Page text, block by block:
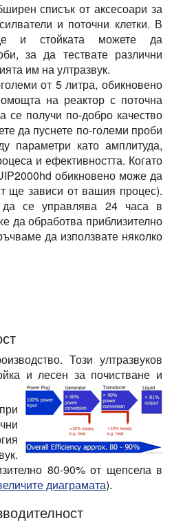
списък от аксесоари за
и поточни клетки. В
и стойката можете да
за да тествате различни
им на ултразвук.
от 5 литра, обикновено
на реактор с поточна
се получи по-добро качество
да пуснете по-големи проби
параметри като амплитуда,
и ефективността. Когато
обикновено може да
ще зависи от вашия процес).
се управлява 24 часа в
да обработва приблизително
да използвате няколко
. Този ултразвуков
и лесен за почистване и
.
80-90% от щепсела в
диаграмата).